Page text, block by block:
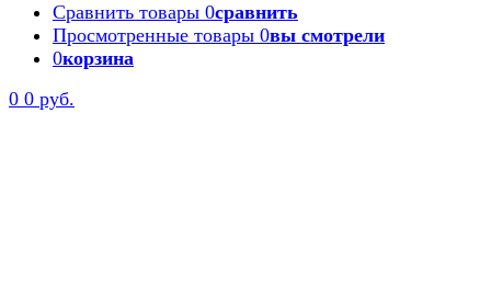
Сравнить товары 0сравнить
Просмотренные товары 0вы смотрели
0корзина
0 0 руб.